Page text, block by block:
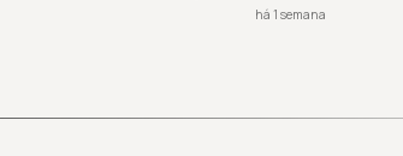
há 1 semana